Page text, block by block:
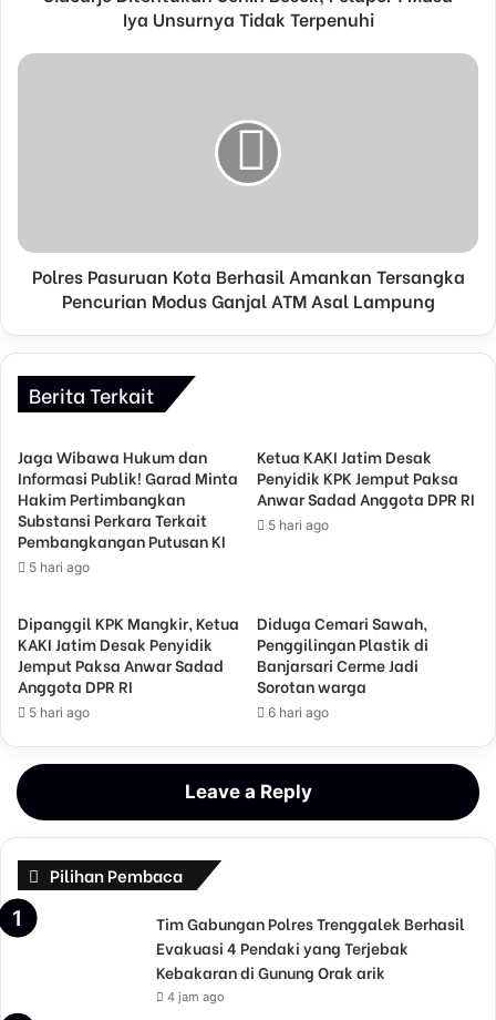
s
Iya Unsurnya Tidak Terpenuhi
Polres Pasuruan Kota Berhasil Amankan Tersangka
Pencurian Modus Ganjal ATM Asal Lampung
Berita Terkait
Jaga Wibawa Hukum dan
Informasi Publik! Garad Minta
Hakim Pertimbangkan
Substansi Perkara Terkait
Pembangkangan Putusan KI
5 hari ago
Ketua KAKI Jatim Desak
Penyidik KPK Jemput Paksa
Anwar Sadad Anggota DPR RI
5 hari ago
Dipanggil KPK Mangkir, Ketua
KAKI Jatim Desak Penyidik
Jemput Paksa Anwar Sadad
Anggota DPR RI
5 hari ago
Diduga Cemari Sawah,
Penggilingan Plastik di
Banjarsari Cerme Jadi
Sorotan warga
6 hari ago
Leave a Reply
Pilihan Pembaca
Tim Gabungan Polres Trenggalek Berhasil
Evakuasi 4 Pendaki yang Terjebak
Kebakaran di Gunung Orak arik
4 jam ago